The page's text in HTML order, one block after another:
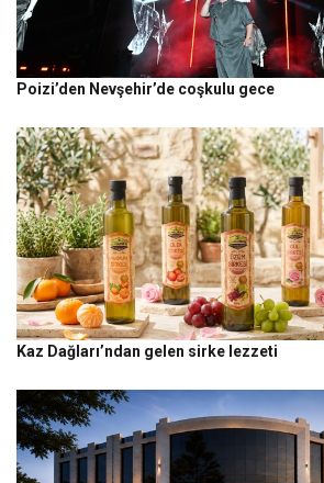
Poizi’den Nevşehir’de coşkulu gece
Kaz Dağları’ndan gelen sirke lezzeti